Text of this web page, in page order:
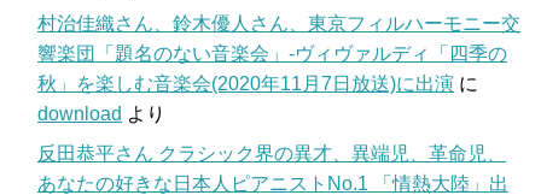
村治佳織さん、鈴木優人さん、東京フィルハーモニー交
響楽団「題名のない音楽会」-ヴィヴァルディ「四季の
秋」を楽しむ音楽会(2020年11月7日放送)に出演 に
download より
反田恭平さん クラシック界の異才、異端児、革命児、
あなたの好きな日本人ピアニストNo.1 「情熱大陸」出